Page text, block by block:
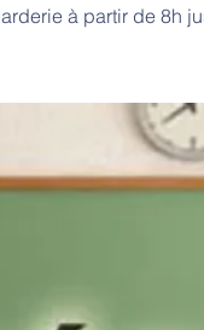
à partir de 8h